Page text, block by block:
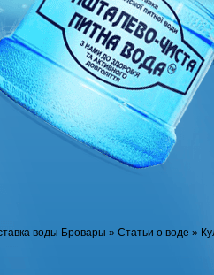
воды Бровары » Статьи о воде »